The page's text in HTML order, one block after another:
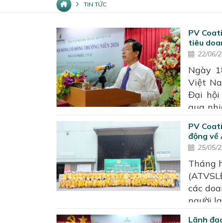
TIN TỨC
PV
tiêu
22/06/
Ngày
Việt
Đại hội
qua
và
PV
động về
202625/05/
Tháng
các
người
Lãnh